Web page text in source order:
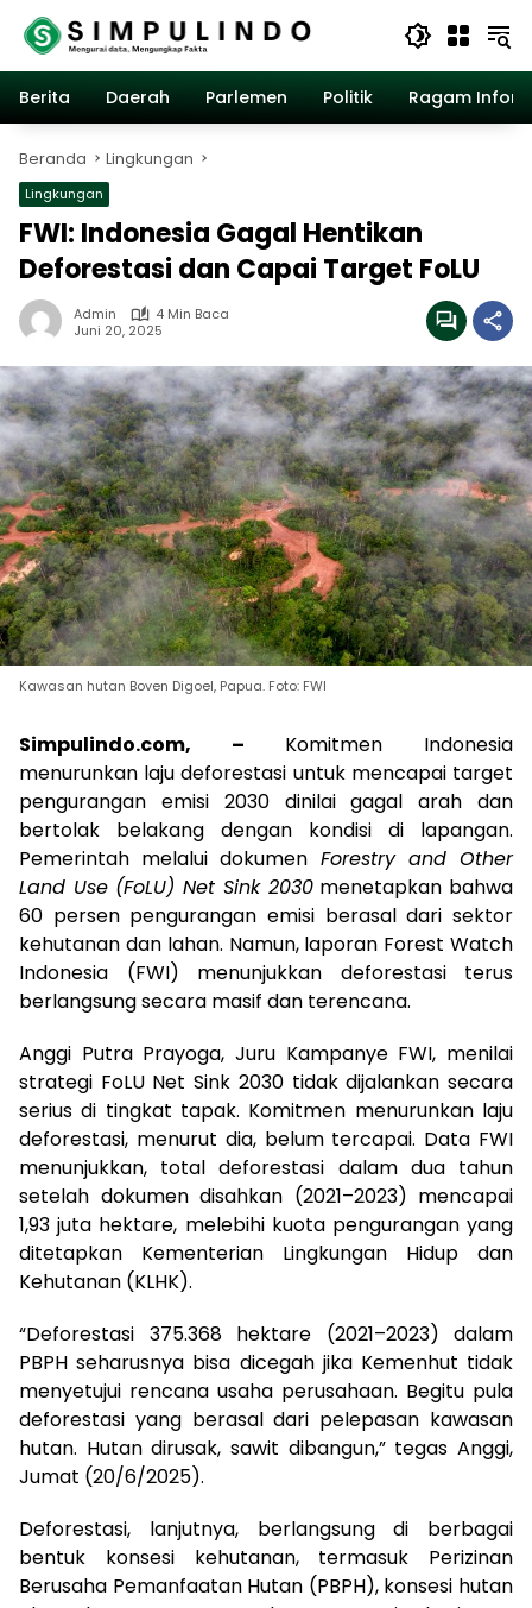
Langsung
konten
Berita
Daerah Parlemen Politik Ragam
Beranda Lingkungan
Lingkungan
FWI: Indonesia Gagal Hentikan
Deforestasi dan Capai Target FoLU
Admin
4 Min Baca
Juni 20, 2025
Kawasan hutan Boven Digoel, Papua. Foto: FWI
Simpulindo.com, – Komitmen Indonesia
menurunkan laju deforestasi untuk mencapai target
pengurangan emisi 2030 dinilai gagal arah dan
bertolak belakang dengan kondisi di lapangan.
Pemerintah melalui dokumen Forestry and Other
Land Use (FoLU) Net Sink 2030menetapkan bahwa
60 persen pengurangan emisi berasal dari sektor
kehutanan dan lahan. Namun, laporan Forest Watch
Indonesia (FWI) menunjukkan deforestasi terus
berlangsung secara masif dan terencana.
Anggi Putra Prayoga, Juru Kampanye FWI, menilai
strategi FoLU Net Sink 2030 tidak dijalankan secara
serius di tingkat tapak. Komitmen menurunkan laju
deforestasi, menurut dia, belum tercapai. Data FWI
menunjukkan, total deforestasi dalam dua tahun
setelah dokumen disahkan (2021–2023) mencapai
1,93 juta hektare, melebihi kuota pengurangan yang
ditetapkan Kementerian Lingkungan Hidup dan
Kehutanan (KLHK).
“Deforestasi 375.368 hektare (2021–2023) dalam
PBPH seharusnya bisa dicegah jika Kemenhut tidak
menyetujui rencana usaha perusahaan. Begitu pula
deforestasi yang berasal dari pelepasan kawasan
hutan. Hutan dirusak, sawit dibangun,” tegas Anggi,
Jumat (20/6/2025).
Deforestasi, lanjutnya, berlangsung di berbagai
bentuk konsesi kehutanan, termasuk Perizinan
Berusaha Pemanfaatan Hutan (PBPH), konsesi hutan